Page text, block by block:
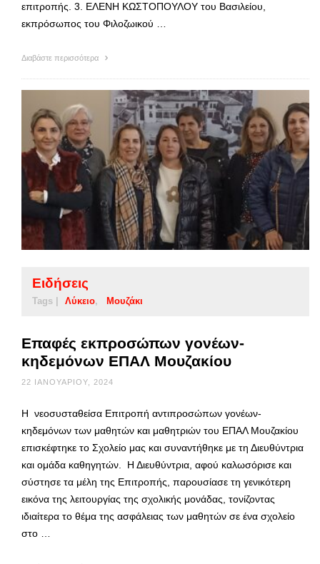
επιτροπής. 3. ΕΛΕΝΗ ΚΩΣΤΟΠΟΥΛΟΥ του Βασιλείου,
εκπρόσωπος του Φιλοζωικού …
Διαβάστε περισσότερα
Ειδήσεις
Tags | Λύκειο Μουζάκι
Επαφές εκπροσώπων γονέων-
κηδεμόνων ΕΠΑΛ Μουζακίου
22 ΙΑΝΟΥΑΡΊΟΥ, 2024
Η νεοσυσταθείσα Επιτροπή αντιπροσώπων γονέων-
κηδεμόνων των μαθητών και μαθητριών του ΕΠΑΛ Μουζακίου
επισκέφτηκε το Σχολείο μας και συναντήθηκε με τη Διευθύντρια
και ομάδα καθηγητών. Η Διευθύντρια, αφού καλωσόρισε και
σύστησε τα μέλη της Επιτροπής, παρουσίασε τη γενικότερη
εικόνα της λειτουργίας της σχολικής μονάδας, τονίζοντας
ιδιαίτερα το θέμα της ασφάλειας των μαθητών σε ένα σχολείο
στο …